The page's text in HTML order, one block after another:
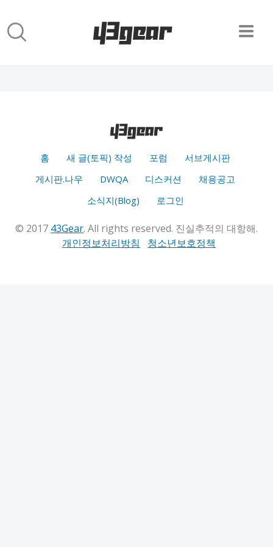
홈 새 글(토픽) 작성 포럼
서브게시판
게시판.나우
DWQA 디스커션
채용공고
소식지(Blog)
로그인
© 2017 43Gear. All rights reserved. 진실추적의 대항해.
개인정보처리방침
청소년보호정책